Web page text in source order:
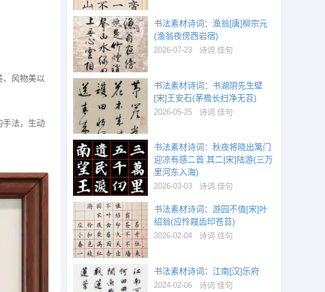
风物美以
手法，生动
书法素材诗词：渔翁[唐]柳宗元
(渔翁夜傍西岩宿)
2026-07-23 诗词.佳句
书法素材诗词：书湖阴先生壁
[宋]王安石(茅檐长扫净无苔)
2026-05-25 诗词.佳句
书法素材诗词：秋夜将晓出篱门
迎凉有感二首.其二[宋]陆游(三万
里河东入海)
2026-03-03 诗词.佳句
书法素材诗词：游园不值[宋]叶
绍翁(应怜屐齿印苍苔)
2026-02-04 诗词.佳句
书法素材诗词：江南[汉]乐府
2024-02-06 诗词.佳句